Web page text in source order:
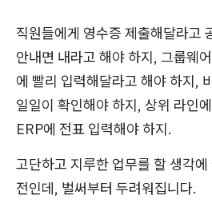
직원들에게 영수증 제출해달라고
안내면 내라고 해야 하지, 그룹웨
에 빨리 입력해달라고 해야 하지,
일일이 확인해야 하지, 상위 라인
ERP에 전표 입력해야 하지.
고단하고 지루한 업무를 할 생각
전인데, 벌써부터 두려워집니다.